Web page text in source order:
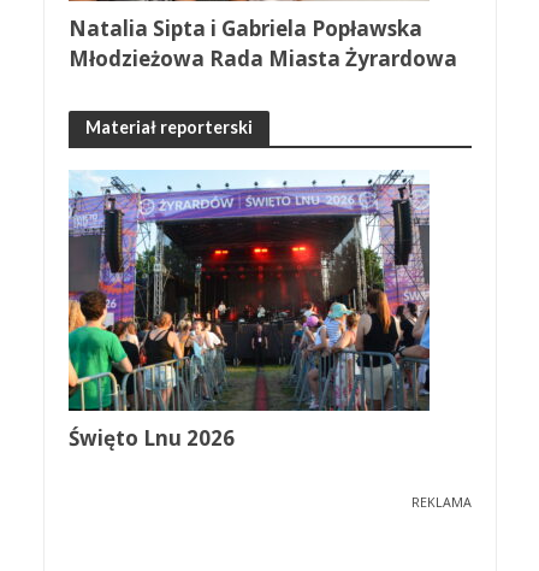
Natalia Sipta i Gabriela Popławska
Młodzieżowa Rada Miasta Żyrardowa
Materiał reporterski
Święto Lnu 2026
REKLAMA